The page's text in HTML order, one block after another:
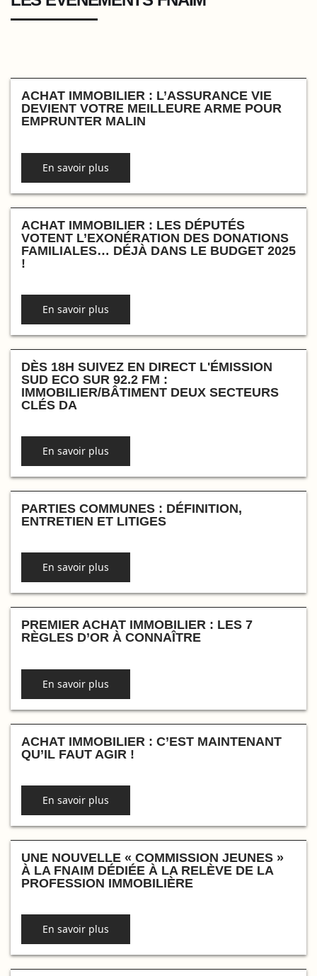
ACHAT IMMOBILIER : L’ASSURANCE VIE
DEVIENT VOTRE MEILLEURE ARME POUR
EMPRUNTER MALIN
En savoir plus
ACHAT IMMOBILIER : LES DÉPUTÉS
VOTENT L’EXONÉRATION DES DONATIONS
FAMILIALES… DÉJÀ DANS LE BUDGET 2025
!
En savoir plus
DÈS 18H SUIVEZ EN DIRECT L'ÉMISSION
SUD ECO SUR 92.2 FM :
IMMOBILIER/BÂTIMENT DEUX SECTEURS
CLÉS DA
En savoir plus
PARTIES COMMUNES : DÉFINITION,
ENTRETIEN ET LITIGES
En savoir plus
PREMIER ACHAT IMMOBILIER : LES 7
RÈGLES D’OR À CONNAÎTRE
En savoir plus
ACHAT IMMOBILIER : C’EST MAINTENANT
QU’IL FAUT AGIR !
En savoir plus
UNE NOUVELLE « COMMISSION JEUNES »
À LA FNAIM DÉDIÉE À LA RELÈVE DE LA
PROFESSION IMMOBILIÈRE
En savoir plus